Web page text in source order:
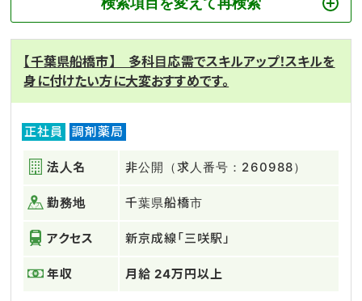
検索項目を変えて再検索
【千葉県船橋市】 多科目応需でスキルアップ！スキルを
身に付けたい方に大変おすすめです。
正社員 調剤薬局
法人名 非公開（求人番号：260988）
勤務地 千葉県船橋市
アクセス 新京成線「三咲駅」
年収 月給 24万円以上